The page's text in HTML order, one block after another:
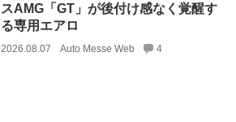
スAMG「GT」が後付け感なく覚醒す
る専用エアロ
2026.08.07 Auto Messe Web 4